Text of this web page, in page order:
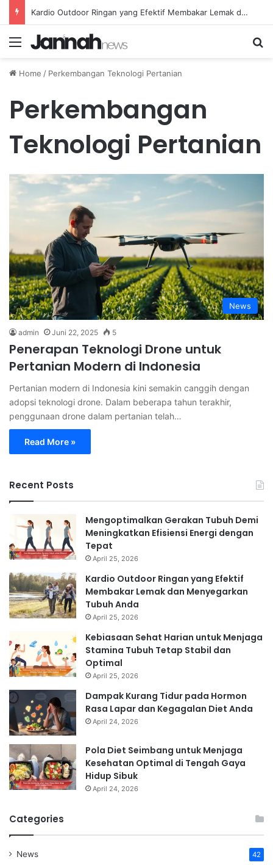
Kardio Outdoor Ringan yang Efektif Membakar Lemak dan Menyegarkan Tubuh Anda
Menu
Home / Perkembangan Teknologi Pertanian
Perkembangan
Teknologi Pertanian
News
admin Juni 22, 2025 5
Penerapan Teknologi Drone untuk
Pertanian Modern di Indonesia
Pertanian modern di Indonesia kini semakin canggih dengan
adopsi teknologi drone. Dalam beberapa tahun terakhir,
penggunaan drone dalam pertanian telah…
Read More »
Recent Posts
Mengoptimalkan Gerakan Tubuh Demi
Meningkatkan Efisiensi Energi dengan
Tepat
April 25, 2026
Kardio Outdoor Ringan yang Efektif
Membakar Lemak dan Menyegarkan
Tubuh Anda
April 25, 2026
Kebiasaan Sehat Harian untuk Menjaga
Stamina Tubuh Tetap Stabil dan
Optimal
April 25, 2026
Dampak Kurang Tidur pada Hormon
Rasa Lapar dan Kegagalan Diet Anda
April 24, 2026
Pola Diet Seimbang untuk Menjaga
Kesehatan Optimal di Tengah Gaya
Hidup Sibuk
April 24, 2026
Categories
News 42